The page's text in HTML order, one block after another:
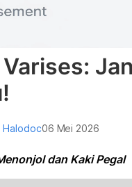
Halodoc06 Mei 2026
dan Kaki Pegal